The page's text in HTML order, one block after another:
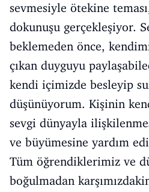
sevmesiyle ötekine
dokunuşu gerçekleşiyor.
beklemeden önce,
çıkan duyguyu
kendi içimizde besleyip
düşünüyorum. Kişinin
sevgi dünyayla
ve büyümesine yardım
Tüm öğrendiklerimiz ve
boğulmadan